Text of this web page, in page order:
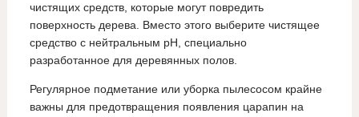
чистящих средств, которые могут повредить
поверхность дерева. Вместо этого выберите чистящее
средство с нейтральным pH, специально
разработанное для деревянных полов.
Регулярное подметание или уборка пылесосом крайне
важны для предотвращения появления царапин на